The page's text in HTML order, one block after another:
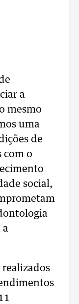
a
mesmo
uma
de
com o
social,
a